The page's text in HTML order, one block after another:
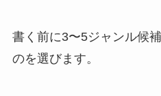
書く前に3〜5ジャンル候
のを選びます。